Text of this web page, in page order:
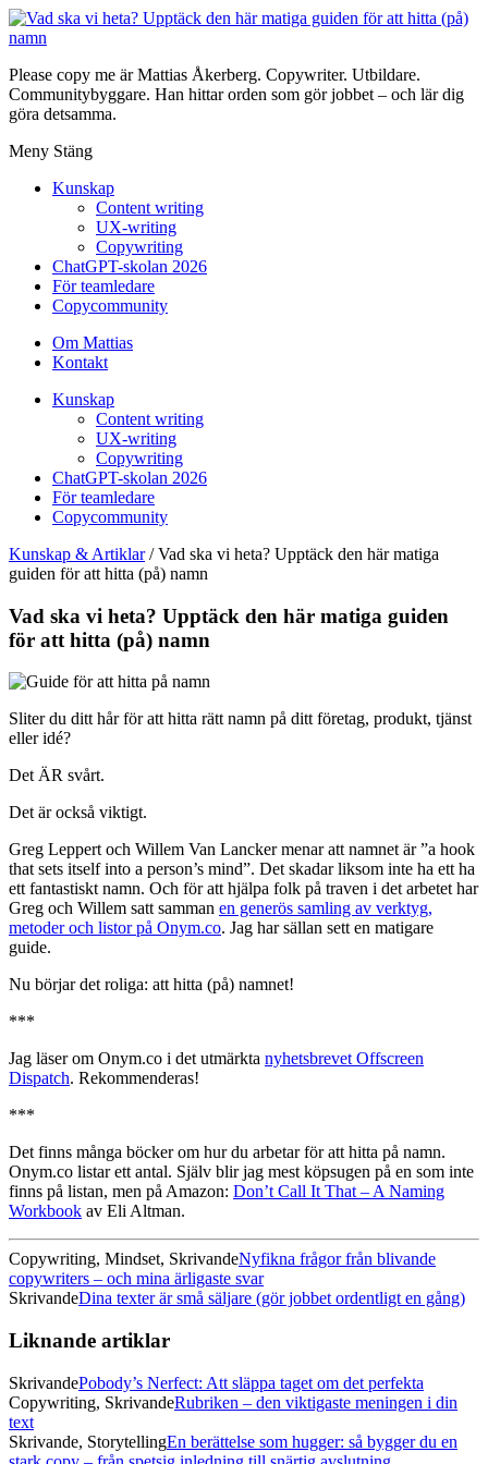
Please copy me är Mattias Åkerberg. Copywriter. Utbildare.
Communitybyggare. Han hittar orden som gör jobbet – och lär dig
göra detsamma.
Meny Stäng
Kunskap
Content writing
UX-writing
Copywriting
ChatGPT-skolan 2026
För teamledare
Copycommunity
Om Mattias
Kontakt
Kunskap
Content writing
UX-writing
Copywriting
ChatGPT-skolan 2026
För teamledare
Copycommunity
Kunskap & Artiklar/Vad ska vi heta? Upptäck den här matiga
guiden för att hitta (på) namn
Vad ska vi heta? Upptäck den här matiga guiden
för att hitta (på) namn
Sliter du ditt hår för att hitta rätt namn på ditt företag, produkt, tjänst
eller idé?
Det ÄR svårt.
Det är också viktigt.
Greg Leppert och Willem Van Lancker menar att namnet är ”a hook
that sets itself into a person’s mind”. Det skadar liksom inte ha ett ha
ett fantastiskt namn. Och för att hjälpa folk på traven i det arbetet har
Greg och Willem satt samman en generös samling av verktyg,
metoder och listor på Onym.co. Jag har sällan sett en matigare
guide.
Nu börjar det roliga: att hitta (på) namnet!
***
Jag läser om Onym.co i det utmärkta nyhetsbrevet Offscreen
Dispatch. Rekommenderas!
***
Det finns många böcker om hur du arbetar för att hitta på namn.
Onym.co listar ett antal. Själv blir jag mest köpsugen på en som inte
finns på listan, men på Amazon: Don’t Call It That – A Naming
Workbook av Eli Altman.
Copywriting, Mindset, SkrivandeNyfikna frågor från blivande
copywriters – och mina ärligaste svar
SkrivandeDina texter är små säljare (gör jobbet ordentligt en gång)
Liknande artiklar
SkrivandePobody’s Nerfect: Att släppa taget om det perfekta
Copywriting, SkrivandeRubriken – den viktigaste meningen i din
text
Skrivande, StorytellingEn berättelse som hugger: så bygger du en